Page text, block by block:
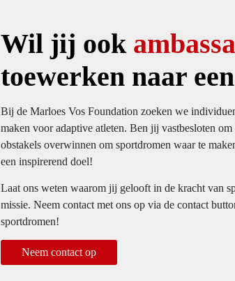
Wil jij ook
toewerken naar
Bij de Marloes Vos Foundation zoeken we
maken voor adaptive atleten. Ben jij vastbesloten
obstakels overwinnen om sportdromen waar te
een inspirerend doel!
Laat ons weten waarom jij gelooft in de kracht van
missie. Neem contact met ons op via de contact
sportdromen!
Neem contact op